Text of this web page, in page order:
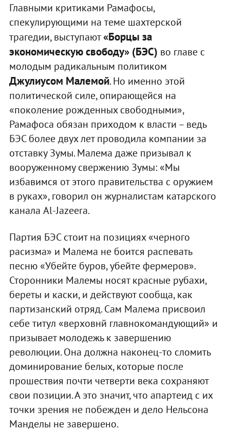
Главными критиками Рамафосы,
спекулирующими на теме шахтерской
трагедии, выступают«Борцы за
экономическую свободу» (БЭС) во главе с
молодым радикальным политиком
Джулиусом Малемой. Но именно этой
политической силе, опирающейся на
«поколение рожденных свободными»,
Рамафоса обязан приходом к власти – ведь
БЭС более двух лет проводила компании за
отставку Зумы. Малема даже призывал к
вооруженному свержению Зумы: «Мы
избавимся от этого правительства с оружием
в руках», говорил он журналистам катарского
канала Al-Jazeera.
Партия БЭС стоит на позициях «черного
расизма» и Малема не боится распевать
песню «Убейте буров, убейте фермеров».
Сторонники Малемы носят красные рубахи,
береты и каски, и действуют сообща, как
партизанский отряд. Сам Малема присвоил
себе титул «верховнй главнокомандующий» и
призывает молодежь к завершению
революции. Она должна наконец-то сломить
доминирование белых, которые после
прошествия почти четверти века сохраняют
свои позиции. А это значит, что апартеид с их
точки зрения не побежден и дело Нельсона
Манделы не завершено.